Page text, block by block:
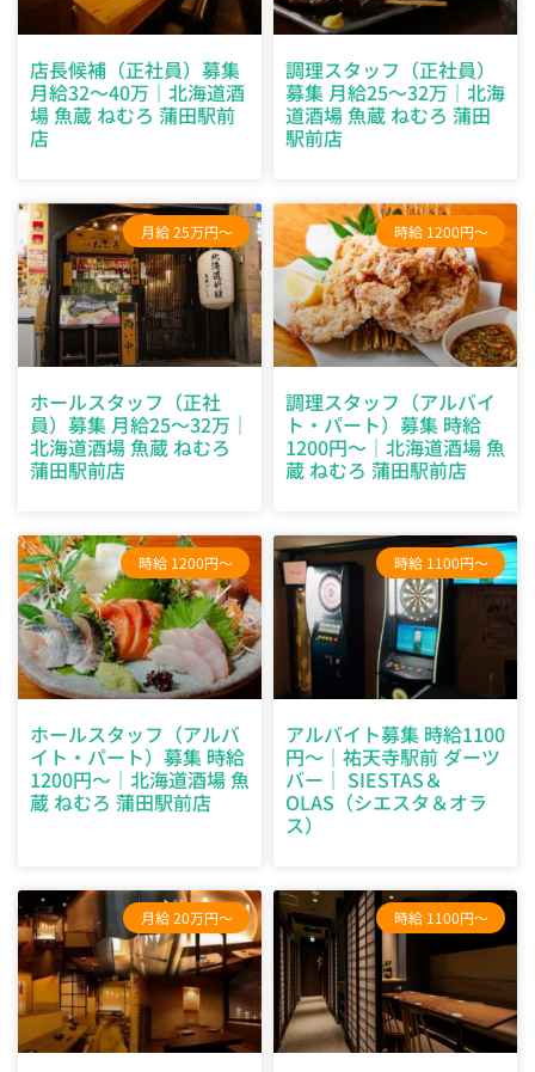
店長候補（正社員）募集
月給32～40万｜北海道酒
場 魚蔵 ねむろ 蒲田駅前
店
調理スタッフ（正社員）
募集 月給25～32万｜北海
道酒場 魚蔵 ねむろ 蒲田
駅前店
月給 25万円～
ホールスタッフ（正社
員）募集 月給25～32万｜
北海道酒場 魚蔵 ねむろ
蒲田駅前店
時給 1200円～
調理スタッフ（アルバイ
ト・パート）募集 時給
1200円～｜北海道酒場 魚
蔵 ねむろ 蒲田駅前店
時給 1200円～
ホールスタッフ（アルバ
イト・パート）募集 時給
1200円～｜北海道酒場 魚
蔵 ねむろ 蒲田駅前店
時給 1100円～
アルバイト募集 時給1100
円～｜祐天寺駅前 ダーツ
バー｜ SIESTAS＆
OLAS（シエスタ＆オラ
ス）
月給 20万円～ 時給 1100円～